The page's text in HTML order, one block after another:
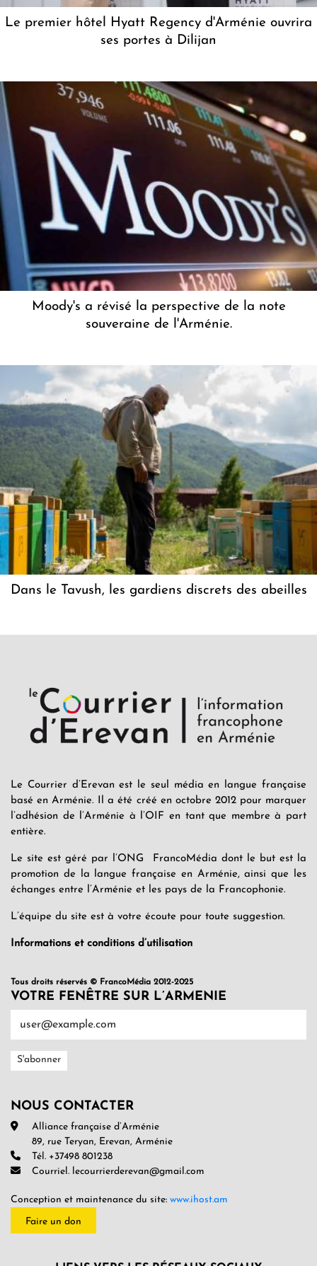
Le premier hôtel Hyatt Regency d'Arménie ouvrira
ses portes à Dilijan
Moody's a révisé la perspective de la note
souveraine de l'Arménie.
Dans le Tavush, les gardiens discrets des abeilles
Le Courrier d’Erevan est le seul média en langue française
basé en Arménie. Il a été créé en octobre 2012 pour marquer
l’adhésion de l’Arménie à l’OIF en tant que membre à part
entière.
Le site est géré par l’ONG FrancoMédia dont le but est la
promotion de la langue française en Arménie, ainsi que les
échanges entre l’Arménie et les pays de la Francophonie.
L’équipe du site est à votre écoute pour toute suggestion.
Informations et conditions d’utilisation
Tous droits réservés © FrancoMédia 2012-2025
VOTRE FENÊTRE SUR L’ARMENIE
NOUS CONTACTER
Alliance française d’Arménie
89, rue Teryan, Erevan, Arménie
Tél. +37498 801238
Courriel. lecourrierderevan@gmail.com
Conception et maintenance du site: www.ihost.am
Faire un don